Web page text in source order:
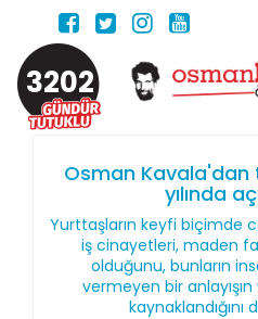
3202
Osman Kavala'dan
yılında
Yurttaşların keyfi biçimde
iş cinayetleri, maden
olduğunu, bunların
vermeyen bir